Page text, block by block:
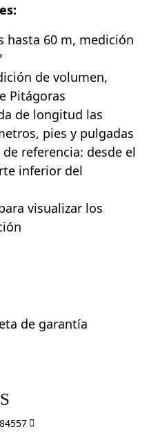
hasta 60 m, medición
de volumen,
Pitágoras
de longitud las
pies y pulgadas
referencia: desde el
inferior del
visualizar los
de garantía
84557